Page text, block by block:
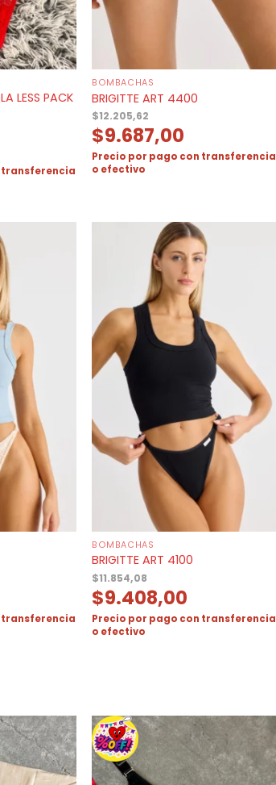
LESS PACK
transferencia
BOMBACHAS
BRIGITTE ART 4400
$12.205,62
$9.687,00
Precio por pago con transferencia
o efectivo
transferencia
BOMBACHAS
BRIGITTE ART 4100
$11.854,08
$9.408,00
Precio por pago con transferencia
o efectivo